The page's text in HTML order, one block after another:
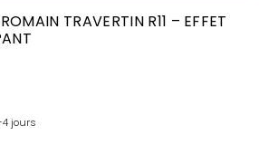
TRAVERTIN R11 – EFFET
jours